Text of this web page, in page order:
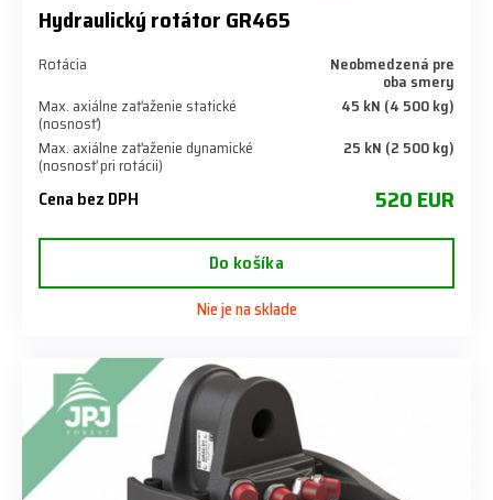
Hydraulický rotátor GR465
Rotácia Neobmedzená pre
oba smery
Max. axiálne zaťaženie statické
(nosnosť)
45 kN (4 500 kg)
Max. axiálne zaťaženie dynamické
(nosnosť pri rotácii)
25 kN (2 500 kg)
Cena bez DPH 520 EUR
Do košíka
Nie je na sklade